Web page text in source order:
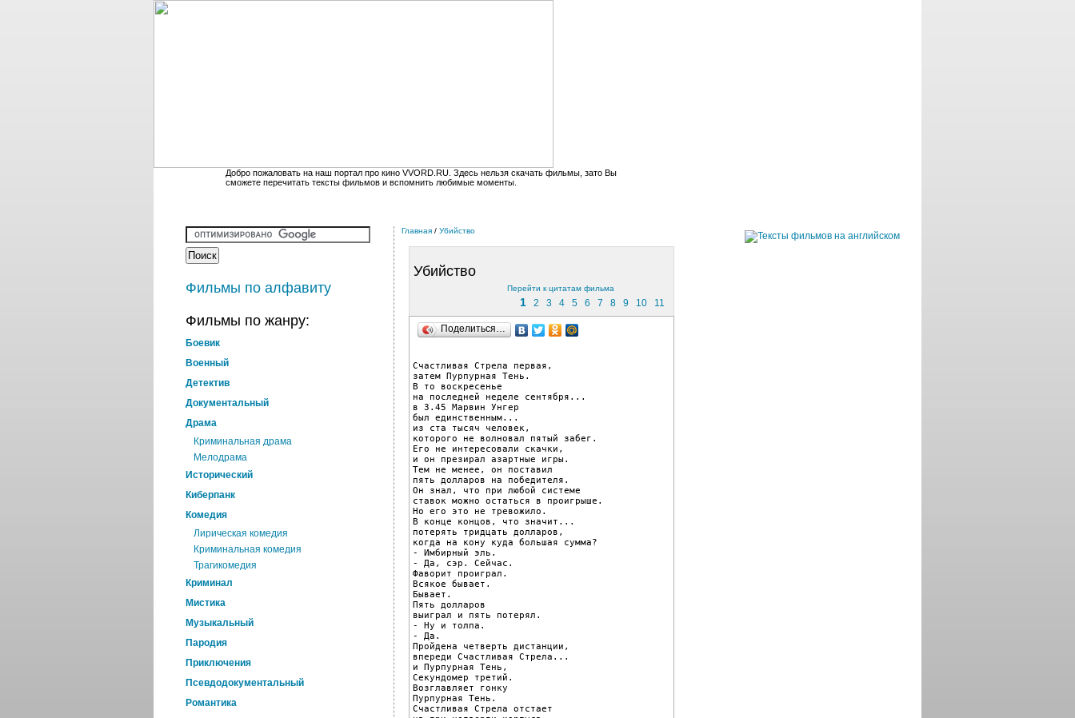
Добро пожаловать на наш портал про кино VVORD.RU. Здесь нельзя скачать фильмы, зато Вы
сможете перечитать тексты фильмов и вспомнить любимые моменты.
Фильмы по алфавиту
Фильмы по жанру:
Боевик
Военный
Детектив
Документальный
Драма
Криминальная драма
Мелодрама
Исторический
Киберпанк
Комедия
Лирическая комедия
Криминальная комедия
Трагикомедия
Криминал
Мистика
Музыкальный
Пародия
Приключения
Псевдодокументальный
Романтика
Главная / Убийство
Убийство
Перейти к цитатам фильма
1 2 3 4 5 6 7 8 9 10 11
Поделиться…
Счастливая Стрела первая,
затем Пурпурная Тень.
В то воскресенье
на последней неделе сентября...
в 3.45 Марвин Унгер
был единственным...
из ста тысяч человек,
которого не волновал пятый забег.
Его не интересовали скачки,
и он презирал азартные игры.
Тем не менее, он поставил
пять долларов на победителя.
Он знал, что при любой системе
ставок можно остаться в проигрыше.
Но его это не тревожило.
В конце концов, что значит...
потерять тридцать долларов,
когда на кону куда большая сумма?
- Имбирный эль.
- Да, сэр. Сейчас.
Фаворит проиграл.
Всякое бывает.
Бывает.
Пять долларов
выиграл и пять потерял.
- Ну и толпа.
- Да.
Пройдена четверть дистанции,
впереди Счастливая Стрела...
и Пурпурная Тень,
Секундомер третий.
Возглавляет гонку
Пурпурная Тень.
Счастливая Стрела отстает